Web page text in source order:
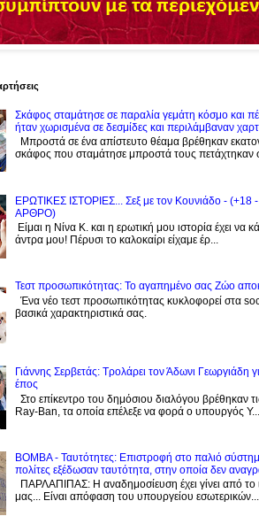
Σκάφος σταμάτησε σε παραλία γεμάτη κόσμο και
ήταν χωρισμένα σε δεσμίδες και περιλάμβαναν
Μπροστά σε ένα απίστευτο θέαμα βρέθηκαν
σκάφος που σταμάτησε μπροστά τους πετάχτηκαν
ΕΡΩΤΙΚΕΣ ΙΣΤΟΡΙΕΣ... Σεξ με τον Kουνιάδο -
ΑΡΘΡΟ)
Είμαι η Νίνα Κ. και η ερωτική μου ιστορία έχει να
άντρα μου! Πέρυσι το καλοκαίρι είχαμε έρ...
Τεστ προσωπικότητας: Το αγαπημένο σας Zώο
Ένα νέο τεστ προσωπικότητας κυκλοφορεί στα
βασικά χαρακτηριστικά σας.
Γιάννης Σερβετάς: Τρολάρει τον Άδωνι Γεωργιάδη
έπος
Στο επίκεντρο του δημόσιου διαλόγου βρέθηκαν
Ray-Ban, τα οποία επέλεξε να φορά ο υπουργός Υ...
BOMBA - Ταυτότητες: Eπιστροφή στο παλιό
πολίτες εξέδωσαν ταυτότητα, στην οποία δεν
ΠΑΡΛΑΠΙΠΑΣ: Η αναδημοσίευση έχει γίνει από το
μας... Είναι απόφαση του υπουργείου εσωτερικών...